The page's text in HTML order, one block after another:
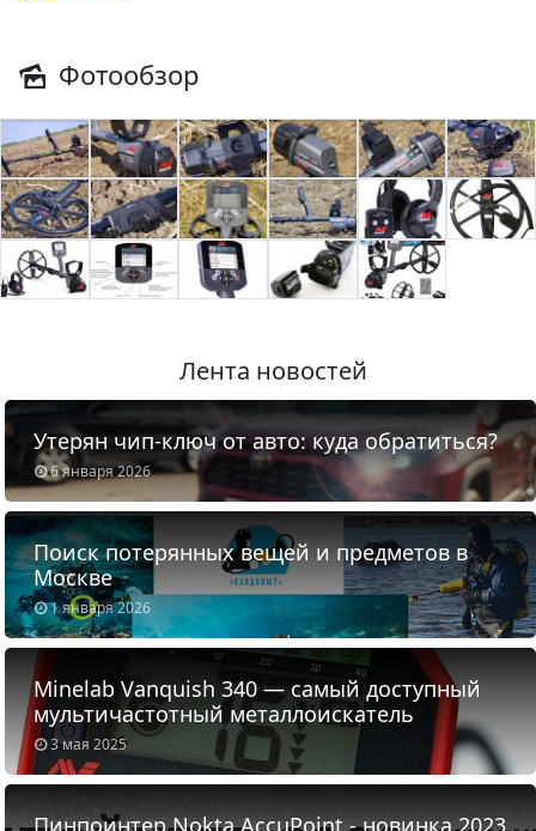
Фотообзор
Лента новостей
6 января 2026
Утерян чип-ключ от авто: куда обратиться?
1 января 2026
Поиск потерянных вещей и предметов в
Москве
3 мая 2025
Minelab Vanquish 340 — самый доступный
мультичастотный металлоискатель
Пинпоинтер Nokta AccuPoint - новинка 2023